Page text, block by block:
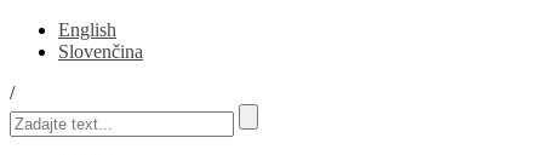
English
Slovenčina
/